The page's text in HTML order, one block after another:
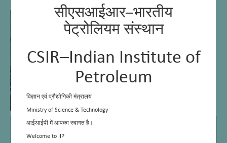
सीएसआईआर–भारतीय
पेट्रोलियम संस्थान
CSIR–Indian Institute of
Petroleum
विज्ञान एवं प्रौद्योगिकी मंत्रालय
Ministry of Science & Technology
आईआईपी में आपका स्वागत है।
Welcome to IIP
E Mail –